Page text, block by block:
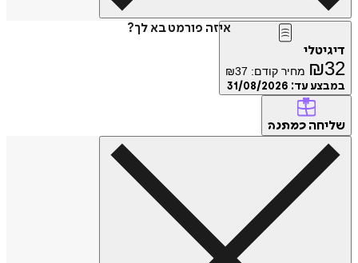
איזה פורמט בא לך?
דיגיטלי
₪32 מחיר קודם: ₪37
במבצע עד: 31/08/2026
שליחה כמתנה